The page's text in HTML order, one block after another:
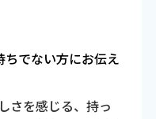
でない方にお伝え
さを感じる、持っ